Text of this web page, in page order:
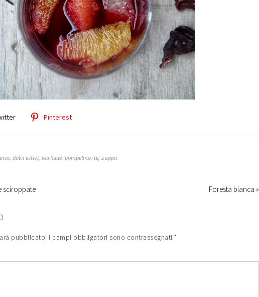
Pinterest
, dolci estivi, karkadé, pompelmo, té, zuppa
sciroppate Foresta bianca »
pubblicato. I campi obbligatori sono contrassegnati *